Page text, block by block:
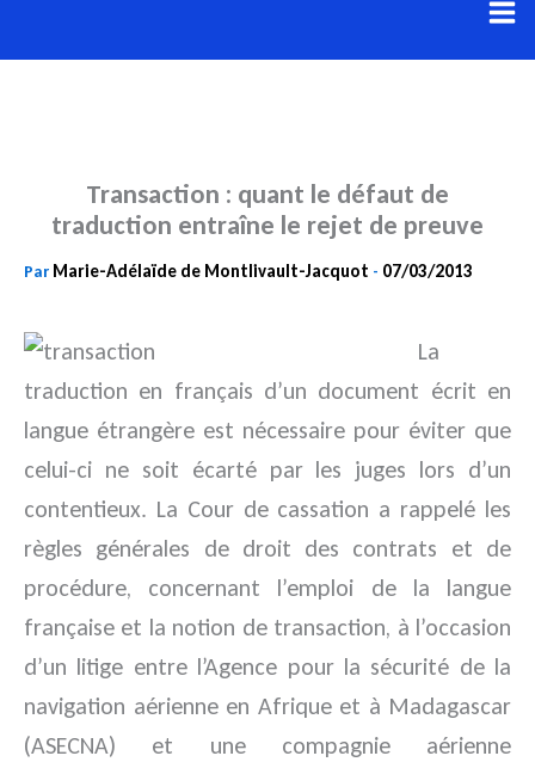
au
Transaction : quant le défaut de
traduction entraîne le rejet de preuve
Par Marie-Adélaïde de Montlivault-Jacquot - 07/03/2013
La
traduction en français d’un document écrit en
langue étrangère est nécessaire pour éviter que
celui-ci ne soit écarté par les juges lors d’un
contentieux. La Cour de cassation a rappelé les
règles générales de droit des contrats et de
procédure, concernant l’emploi de la langue
française et la notion de transaction, à l’occasion
d’un litige entre l’Agence pour la sécurité de la
navigation aérienne en Afrique et à Madagascar
(ASECNA) et une compagnie aérienne